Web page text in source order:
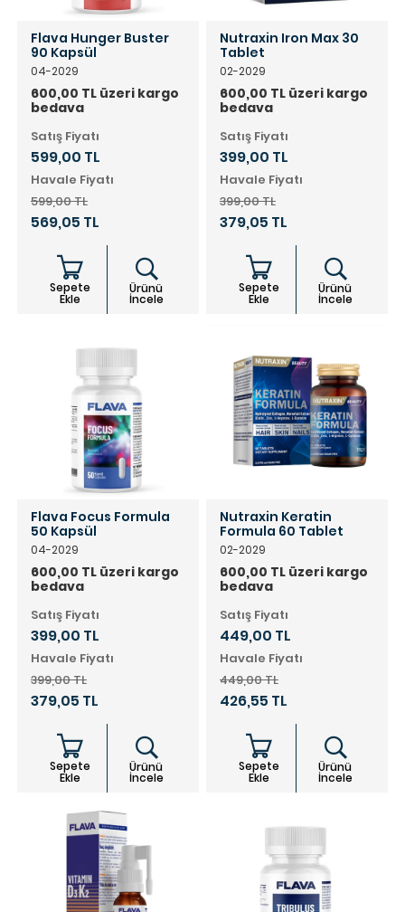
Flava Hunger Buster
90 Kapsül
04-2029
600,00 TL üzeri kargo
bedava
Satış Fiyatı
599,00 TL
Havale Fiyatı
599,00 TL
569,05 TL
Sepete
Ekle
Ürünü
İncele
Nutraxin Iron Max 30
Tablet
02-2029
600,00 TL üzeri kargo
bedava
Satış Fiyatı
399,00 TL
Havale Fiyatı
399,00 TL
379,05 TL
Sepete
Ekle
Ürünü
İncele
Flava Focus Formula
50 Kapsül
04-2029
600,00 TL üzeri kargo
bedava
Satış Fiyatı
399,00 TL
Havale Fiyatı
399,00 TL
379,05 TL
Sepete
Ekle
Ürünü
İncele
Nutraxin Keratin
Formula 60 Tablet
02-2029
600,00 TL üzeri kargo
bedava
Satış Fiyatı
449,00 TL
Havale Fiyatı
449,00 TL
426,55 TL
Sepete
Ekle
Ürünü
İncele